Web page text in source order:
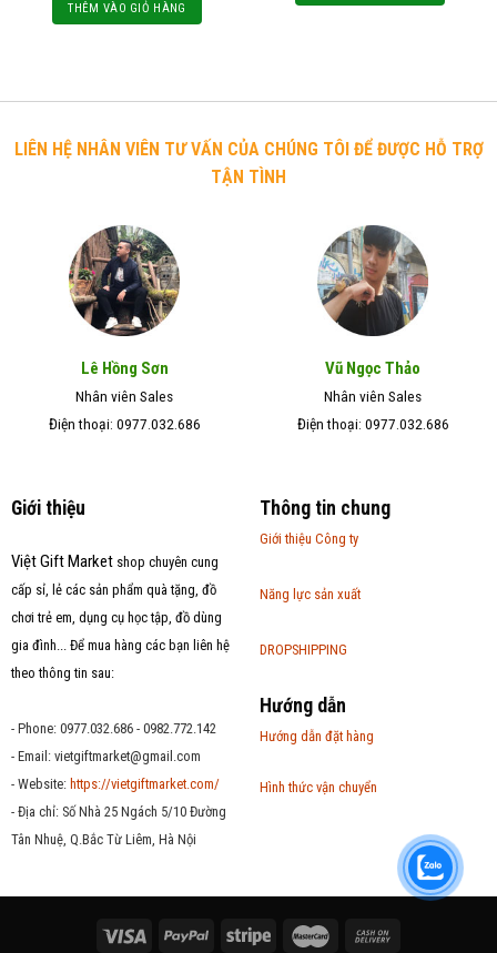
THÊM VÀO GIỎ HÀNG
LIÊN HỆ NHÂN VIÊN TƯ VẤN CỦA CHÚNG TÔI ĐỂ ĐƯỢC HỖ TRỢ
TẬN TÌNH
Lê Hồng Sơn
Nhân viên Sales
Điện thoại: 0977.032.686
Vũ Ngọc Thảo
Nhân viên Sales
Điện thoại: 0977.032.686
Giới thiệu
Việt Gift Marketshop chuyên cung
cấp sỉ, lẻ các sản phẩm quà tặng, đồ
chơi trẻ em, dụng cụ học tập, đồ dùng
gia đình... Để mua hàng các bạn liên hệ
theo thông tin sau:
- Phone: 0977.032.686 - 0982.772.142
- Email: vietgiftmarket@gmail.com
- Website: https://vietgiftmarket.com/
- Địa chỉ: Số Nhà 25 Ngách 5/10 Đường
Tân Nhuệ, Q.Bắc Từ Liêm, Hà Nội
Thông tin chung
Giới thiệu Công ty
Năng lực sản xuất
DROPSHIPPING
Hướng dẫn
Hướng dẫn đặt hàng
Hình thức vận chuyển